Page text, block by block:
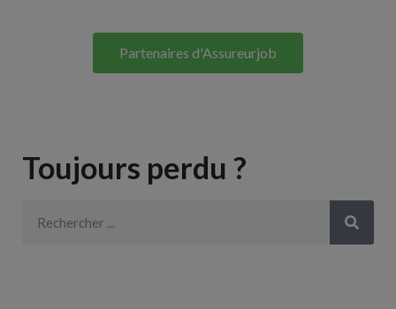
Partenaires d'Assureurjob
Toujours perdu ?